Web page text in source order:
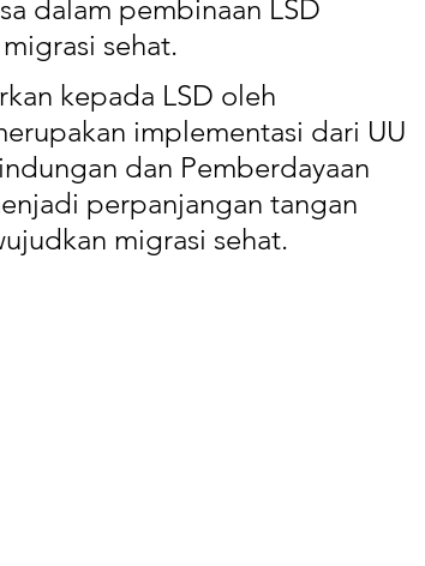
dalam pembinaan LSD
sehat.
kepada LSD oleh
implementasi dari UU
dan Pemberdayaan
perpanjangan tangan
migrasi sehat.